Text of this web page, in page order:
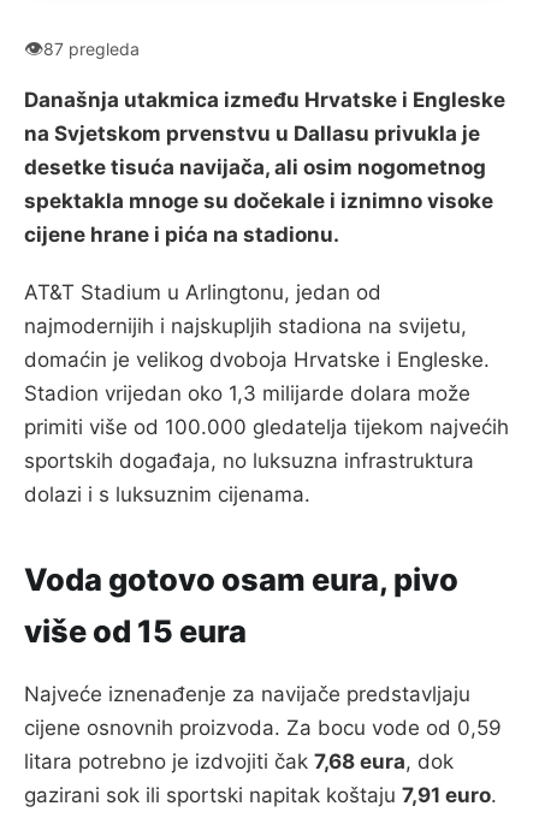
👁87 pregleda
Današnja utakmica između Hrvatske i Engleske
na Svjetskom prvenstvu u Dallasu privukla je
desetke tisuća navijača, ali osim nogometnog
spektakla mnoge su dočekale i iznimno visoke
cijene hrane i pića na stadionu.
AT&T Stadium u Arlingtonu, jedan od
najmodernijih i najskupljih stadiona na svijetu,
domaćin je velikog dvoboja Hrvatske i Engleske.
Stadion vrijedan oko 1,3 milijarde dolara može
primiti više od 100.000 gledatelja tijekom najvećih
sportskih događaja, no luksuzna infrastruktura
dolazi i s luksuznim cijenama.
Voda gotovo osam eura, pivo
više od 15 eura
Najveće iznenađenje za navijače predstavljaju
cijene osnovnih proizvoda. Za bocu vode od 0,59
litara potrebno je izdvojiti čak 7,68 eura, dok
gazirani sok ili sportski napitak koštaju 7,91 euro.